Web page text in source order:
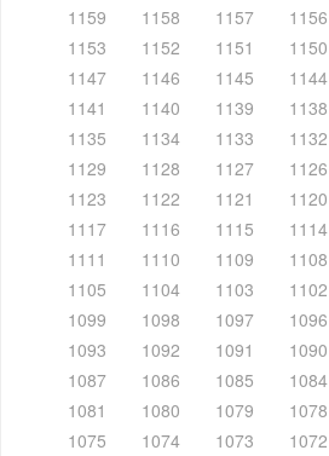
1159
1158 1157 1156
1153
1152 1151 1150
1147
1146 1145 1144
1141
1140 1139 1138
1135
1134 1133 1132
1129
1128 1127 1126
1123
1122 1121 1120
1117
1116 1115 1114
1111
1110 1109 1108
1105
1104 1103 1102
1099
1098 1097 1096
1093
1092 1091 1090
1087
1086 1085 1084
1081
1080 1079 1078
1075
1074 1073 1072